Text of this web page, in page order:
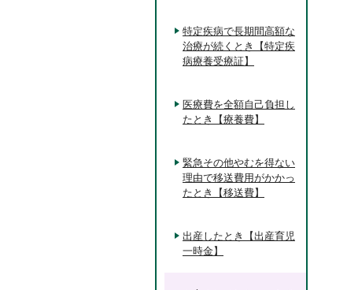
特定疾病で長期間高額な
治療が続くとき【特定疾
病療養受療証】
医療費を全額自己負担し
たとき【療養費】
緊急その他やむを得ない
理由で移送費用がかかっ
たとき【移送費】
出産したとき【出産育児
一時金】